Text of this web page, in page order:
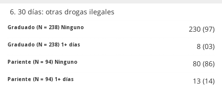
6. 30 días: otras drogas ilegales
230 (97)
8 (03)
80 (86)
13 (14)